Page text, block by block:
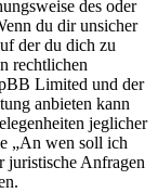
des oder
du dir unsicher
der du dich zu
rechtlichen
Limited und der
anbieten kann
jeglicher
„An wen soll ich
juristische Anfragen